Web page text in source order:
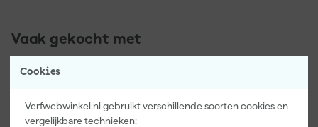
Cookies
Verfwebwinkel.nl gebruikt verschillende soorten cookies en
vergelijkbare technieken:
Vaak gekocht met